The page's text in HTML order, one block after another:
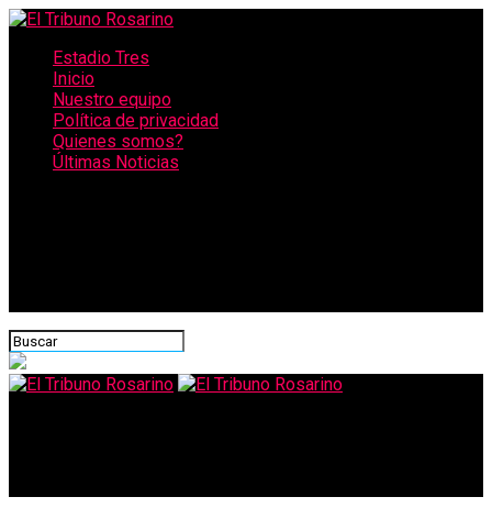
Estadio Tres
Inicio
Nuestro equipo
Política de privacidad
Quienes somos?
Últimas Noticias